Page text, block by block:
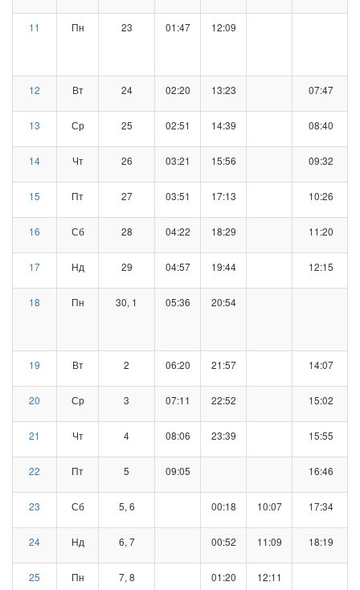
11 Пн 23 01:47 12:09
12 Вт 24 02:20 13:23 07:47
13 Ср 25 02:51 14:39 08:40
14 Чт 26 03:21 15:56 09:32
15 Пт 27 03:51 17:13 10:26
16 Сб 28 04:22 18:29 11:20
17 Нд 29 04:57 19:44 12:15
18 Пн 30, 1 05:36 20:54
19 Вт 2 06:20 21:57 14:07
20 Ср 3 07:11 22:52 15:02
21 Чт 4 08:06 23:39 15:55
22 Пт 5 09:05 16:46
23 Сб 5, 6 00:18 10:07 17:34
24 Нд 6, 7 00:52 11:09 18:19
25 Пн 7, 8 01:20 12:11